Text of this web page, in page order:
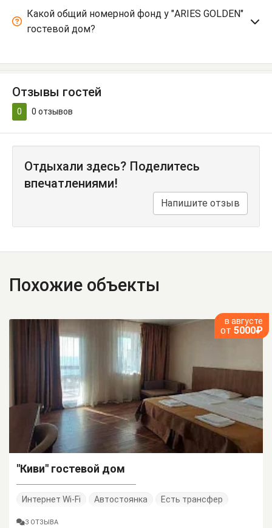
Какой общий номерной фонд у "ARIES GOLDEN"
гостевой дом?
Отзывы гостей
0 0 отзывов
Отдыхали здесь? Поделитесь
впечатлениями!
Напишите отзыв
Похожие объекты
в августе
от 5000₽
"Киви" гостевой дом
Интернет Wi-Fi Автостоянка Есть трансфер
3 ОТЗЫВА